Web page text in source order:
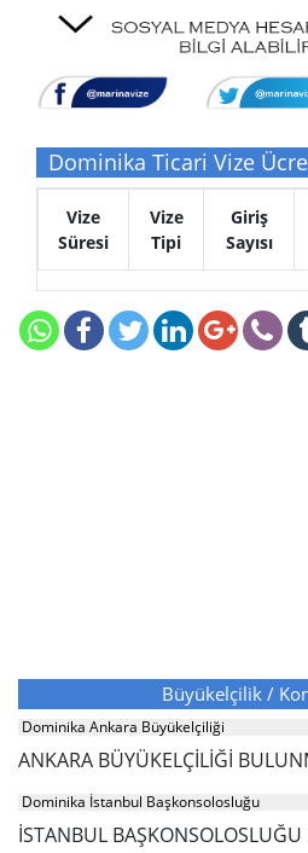
Dominika Ticari Vize
Vize
Süresi
Vize
Tipi
Giriş
Sayısı
Büyükelçilik /
Dominika Ankara Büyükelçiliği
ANKARA BÜYÜKELÇİLİĞİ
Dominika İstanbul Başkonsolosluğu
İSTANBUL